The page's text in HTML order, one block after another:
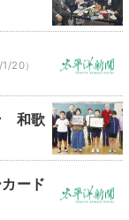
20）
和歌
ード